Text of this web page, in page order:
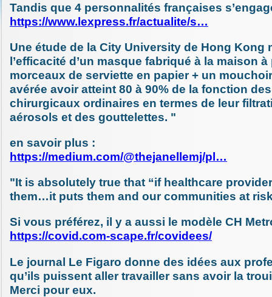
Tandis que 4 personnalités françaises
https://www.lexpress.fr/actualite/s…
Une étude de la City University de Hong Kong
l’efficacité d’un masque fabriqué à la maison
morceaux de serviette en papier + un
avérée avoir atteint 80 à 90% de la fonction
chirurgicaux ordinaires en termes de leur
aérosols et des gouttelettes. "
en savoir plus :
https://medium.com/@thejanellemj/pl…
"It is absolutely true that “if healthcare
them…it puts them and our communities at
Si vous préférez, il y a aussi le modèle CH
https://covid.com-scape.fr/covidees/
Le journal Le Figaro donne des idées aux
qu’ils puissent aller travailler sans avoir la
Merci pour eux.